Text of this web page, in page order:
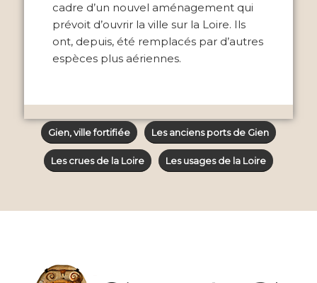
cadre d’un nouvel aménagement qui
prévoit d’ouvrir la ville sur la Loire. Ils
ont, depuis, été remplacés par d’autres
espèces plus aériennes.
Gien, ville fortifiée Les anciens ports de Gien
Les crues de la Loire Les usages de la Loire